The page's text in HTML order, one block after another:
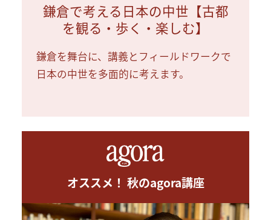
鎌倉で考える日本の中世【古都
を観る・歩く・楽しむ】
鎌倉を舞台に、講義とフィールドワークで
日本の中世を多面的に考えます。
オススメ！ 秋のagora講座